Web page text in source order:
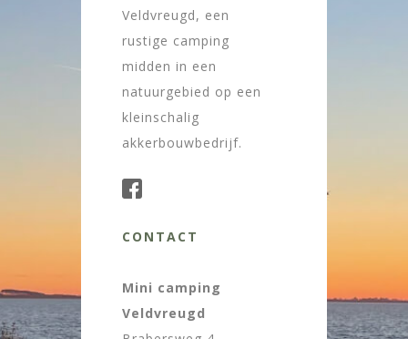
Veldvreugd, een
rustige camping
midden in een
natuurgebied op een
kleinschalig
akkerbouwbedrijf.
CONTACT
Mini camping
Veldvreugd